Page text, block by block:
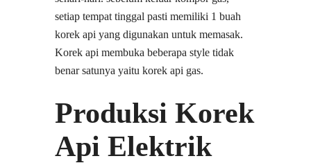
setiap tempat tinggal pasti memiliki 1 buah
korek api yang digunakan untuk memasak.
Korek api membuka beberapa style tidak
benar satunya yaitu korek api gas.
Produksi Korek
Api Elektrik